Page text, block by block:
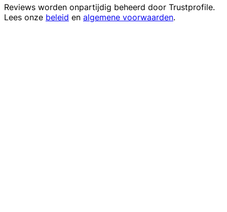
Reviews worden onpartijdig beheerd door Trustprofile.
Lees onze beleid en algemene voorwaarden.